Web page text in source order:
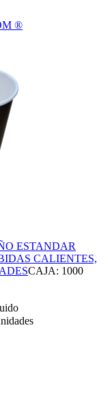
®
ESTANDAR
CALIENTES,
CAJA: 1000